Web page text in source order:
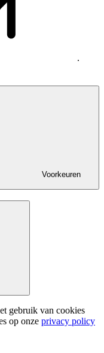
.
Voorkeuren
gebruik van cookies
op onze privacy policy